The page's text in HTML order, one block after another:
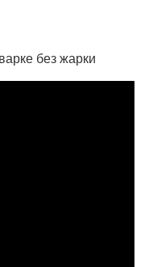
без жарки